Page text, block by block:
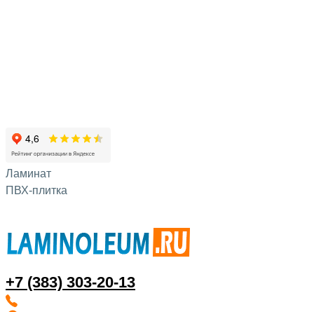
+7 (383) 303-20-13
Ламинат
ПВХ-плитка